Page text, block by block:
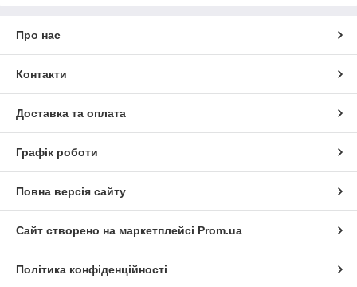
Про нас
Контакти
Доставка та оплата
Графік роботи
Повна версія сайту
Сайт створено на маркетплейсі Prom.ua
Політика конфіденційності